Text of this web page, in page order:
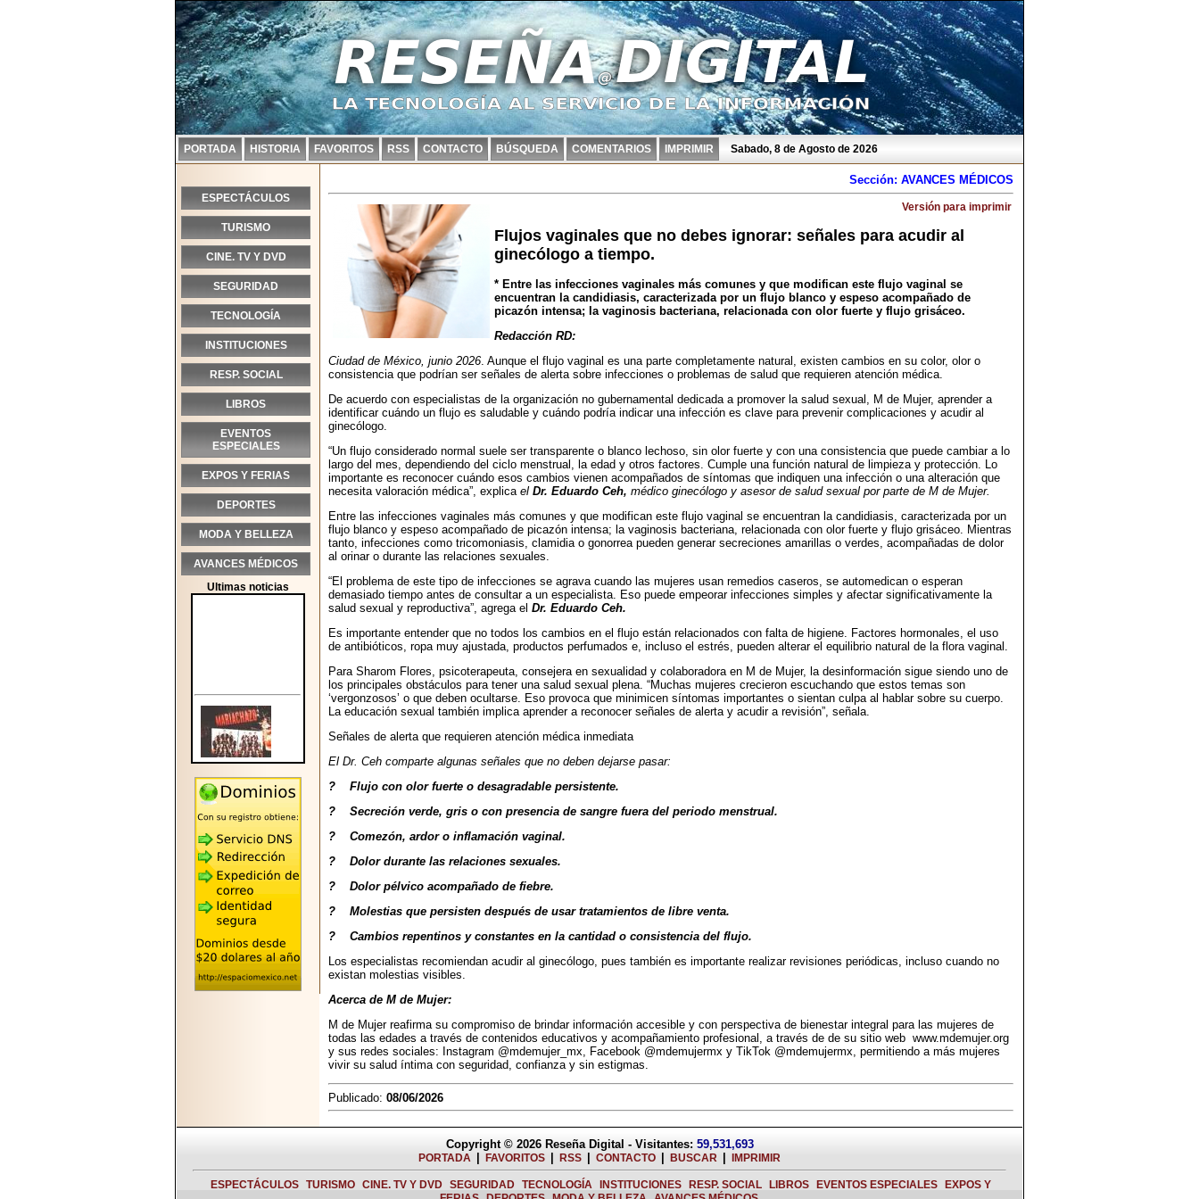
PORTADA HISTORIA FAVORITOS RSS CONTACTO BÚSQUEDA COMENTARIOS IMPRIMIR Sabado, 8 de Agosto de 2026
ESPECTÁCULOS
TURISMO
CINE. TV Y DVD
SEGURIDAD
TECNOLOGÍA
INSTITUCIONES
RESP. SOCIAL
LIBROS
EVENTOS
ESPECIALES
EXPOS Y FERIAS
DEPORTES
MODA Y BELLEZA
AVANCES MÉDICOS
Ultimas noticias
2026-05-25
"MARIACHAZO"
REÚNE A LAS
LEYENDAS
MARIACHI VARGAS
Y NUEVO
TECALITLÁN EN LA
ARENA CDMX.
2025-10-16
Sección: AVANCES MÉDICOS
Versión para imprimir
Flujos vaginales que no debes ignorar: señales para acudir al
ginecólogo a tiempo.
* Entre las infecciones vaginales más comunes y que modifican este flujo vaginal se
encuentran la candidiasis, caracterizada por un flujo blanco y espeso acompañado de
picazón intensa; la vaginosis bacteriana, relacionada con olor fuerte y flujo grisáceo.
Redacción RD:
Ciudad de México, junio 2026. Aunque el flujo vaginal es una parte completamente natural, existen cambios en su color, olor o
consistencia que podrían ser señales de alerta sobre infecciones o problemas de salud que requieren atención médica.
De acuerdo con especialistas de la organización no gubernamental dedicada a promover la salud sexual, M de Mujer, aprender a
identificar cuándo un flujo es saludable y cuándo podría indicar una infección es clave para prevenir complicaciones y acudir al
ginecólogo.
“Un flujo considerado normal suele ser transparente o blanco lechoso, sin olor fuerte y con una consistencia que puede cambiar a lo
largo del mes, dependiendo del ciclo menstrual, la edad y otros factores. Cumple una función natural de limpieza y protección. Lo
importante es reconocer cuándo esos cambios vienen acompañados de síntomas que indiquen una infección o una alteración que
necesita valoración médica”, explica el Dr. Eduardo Ceh, médico ginecólogo y asesor de salud sexual por parte de M de Mujer.
Entre las infecciones vaginales más comunes y que modifican este flujo vaginal se encuentran la candidiasis, caracterizada por un
flujo blanco y espeso acompañado de picazón intensa; la vaginosis bacteriana, relacionada con olor fuerte y flujo grisáceo. Mientras
tanto, infecciones como tricomoniasis, clamidia o gonorrea pueden generar secreciones amarillas o verdes, acompañadas de dolor
al orinar o durante las relaciones sexuales.
“El problema de este tipo de infecciones se agrava cuando las mujeres usan remedios caseros, se automedican o esperan
demasiado tiempo antes de consultar a un especialista. Eso puede empeorar infecciones simples y afectar significativamente la
salud sexual y reproductiva”, agrega el Dr. Eduardo Ceh.
Es importante entender que no todos los cambios en el flujo están relacionados con falta de higiene. Factores hormonales, el uso
de antibióticos, ropa muy ajustada, productos perfumados e, incluso el estrés, pueden alterar el equilibrio natural de la flora vaginal.
Para Sharom Flores, psicoterapeuta, consejera en sexualidad y colaboradora en M de Mujer, la desinformación sigue siendo uno de
los principales obstáculos para tener una salud sexual plena. “Muchas mujeres crecieron escuchando que estos temas son
‘vergonzosos’ o que deben ocultarse. Eso provoca que minimicen síntomas importantes o sientan culpa al hablar sobre su cuerpo.
La educación sexual también implica aprender a reconocer señales de alerta y acudir a revisión”, señala.
Señales de alerta que requieren atención médica inmediata
El Dr. Ceh comparte algunas señales que no deben dejarse pasar:
? Flujo con olor fuerte o desagradable persistente.
? Secreción verde, gris o con presencia de sangre fuera del periodo menstrual.
? Comezón, ardor o inflamación vaginal.
? Dolor durante las relaciones sexuales.
? Dolor pélvico acompañado de fiebre.
? Molestias que persisten después de usar tratamientos de libre venta.
? Cambios repentinos y constantes en la cantidad o consistencia del flujo.
Los especialistas recomiendan acudir al ginecólogo, pues también es importante realizar revisiones periódicas, incluso cuando no
existan molestias visibles.
Acerca de M de Mujer:
M de Mujer reafirma su compromiso de brindar información accesible y con perspectiva de bienestar integral para las mujeres de
todas las edades a través de contenidos educativos y acompañamiento profesional, a través de de su sitio web www.mdemujer.org
y sus redes sociales: Instagram @mdemujer_mx, Facebook @mdemujermx y TikTok @mdemujermx, permitiendo a más mujeres
vivir su salud íntima con seguridad, confianza y sin estigmas.
Publicado: 08/06/2026
Copyright © 2026 Reseña Digital - Visitantes: 59,531,693
PORTADA | FAVORITOS | RSS | CONTACTO | BUSCAR | IMPRIMIR
ESPECTÁCULOS TURISMO CINE. TV Y DVD SEGURIDAD TECNOLOGÍA INSTITUCIONES RESP. SOCIAL LIBROS EVENTOS ESPECIALES
EXPOS Y